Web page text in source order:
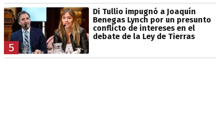
5
Di Tullio impugnó a Joaquín
Benegas Lynch por un presunto
conflicto de intereses en el
debate de la Ley de Tierras